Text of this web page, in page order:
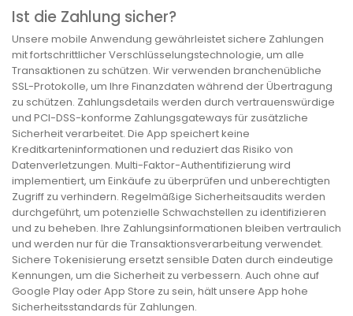
Ist die Zahlung sicher?
Unsere mobile Anwendung gewährleistet sichere Zahlungen
mit fortschrittlicher Verschlüsselungstechnologie, um alle
Transaktionen zu schützen. Wir verwenden branchenübliche
SSL-Protokolle, um Ihre Finanzdaten während der Übertragung
zu schützen. Zahlungsdetails werden durch vertrauenswürdige
und PCI-DSS-konforme Zahlungsgateways für zusätzliche
Sicherheit verarbeitet. Die App speichert keine
Kreditkarteninformationen und reduziert das Risiko von
Datenverletzungen. Multi-Faktor-Authentifizierung wird
implementiert, um Einkäufe zu überprüfen und unberechtigten
Zugriff zu verhindern. Regelmäßige Sicherheitsaudits werden
durchgeführt, um potenzielle Schwachstellen zu identifizieren
und zu beheben. Ihre Zahlungsinformationen bleiben vertraulich
und werden nur für die Transaktionsverarbeitung verwendet.
Sichere Tokenisierung ersetzt sensible Daten durch eindeutige
Kennungen, um die Sicherheit zu verbessern. Auch ohne auf
Google Play oder App Store zu sein, hält unsere App hohe
Sicherheitsstandards für Zahlungen.